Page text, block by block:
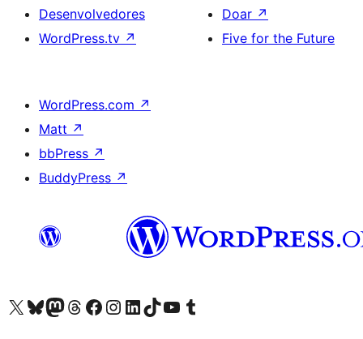
Desenvolvedores
WordPress.tv ↗
Doar ↗
Five for the Future
WordPress.com ↗
Matt ↗
bbPress ↗
BuddyPress ↗
Acessar nossa conta do X (antigo Twitter)
Acessar nossa conta do Bluesky
Acessar nossa conta do Mastodon
Acessar nossa conta do Threads
Acessar nossa página do Facebook
Acessar nossa conta do Instagram
Acessar nossa conta do LinkedIn
Acessar nossa conta do TikTok
Acessar nosso canal do YouTube
Acessar nossa conta no Tumblr